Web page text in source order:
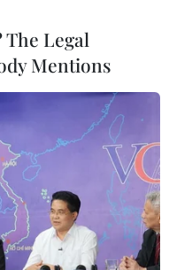
tin và Truyền thông
093.5958688, Email:
Fax: (024)
Cấm sao chép dưới
bằng văn bản.
The Legal
Mentions